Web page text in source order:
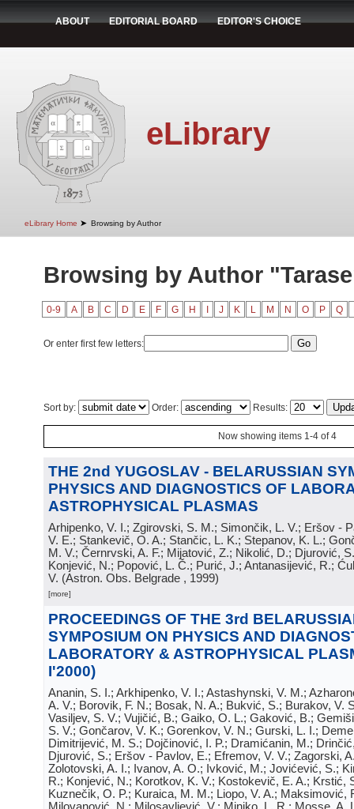
ABOUT EDITORIAL BOARD EDITOR'S CHOICE
eLibrary
eLibrary Home ➤ Browsing by Author
Browsing by Author
0-9 A B C D E F G H J K L M N O P Q
Or enter first few letters:
Sort by: Order: Results:
Now showing items 1-4 of 4
THE 2nd YUGOSLAV - BELARUSSIAN
PHYSICS AND DIAGNOSTICS OF
ASTROPHYSICAL PLASMAS
Arhipenko, V. I.; Zgirovski, S. M.; Simončik, L. V.; Eršov -
V. E.; Stankevič, O. A.; Stančic, L. K.; Stepanov, K. L.;
M. V.; Černrvski, A. F.; Mijatović, Z.; Nikolić, D.; Djurović,
Konjević, N.; Popović, L. Č.; Purić, J.; Antanasijević, R.;
V. (Astron. Obs. Belgrade , 1999)
[more]
PROCEEDINGS OF THE 3rd
SYMPOSIUM ON PHYSICS AND
LABORATORY & ASTROPHYSICAL
I'2000)
Ananin, S. I.; Arkhipenko, V. I.; Astashynski, V. M.;
A. V.; Borovik, F. N.; Bosak, N. A.; Bukvić, S.; Burakov, V.
Vasiljev, S. V.; Vujičić, B.; Gaiko, O. L.; Gaković, B.;
S. V.; Gončarov, V. K.; Gorenkov, V. N.; Gurski, L. I.;
Dimitrijević, M. S.; Dojčinović, I. P.; Dramićanin, M.;
Djurović, S.; Eršov - Pavlov, E.; Efremov, V. V.; Zagorski,
Zolotovski, A. I.; Ivanov, A. O.; Ivković, M.; Jovićević, S.;
R.; Konjević, N.; Korotkov, K. V.; Kostokevič, E. A.; Krstić,
Kuznečik, O. P.; Kuraica, M. M.; Liopo, V. A.; Maksimović,